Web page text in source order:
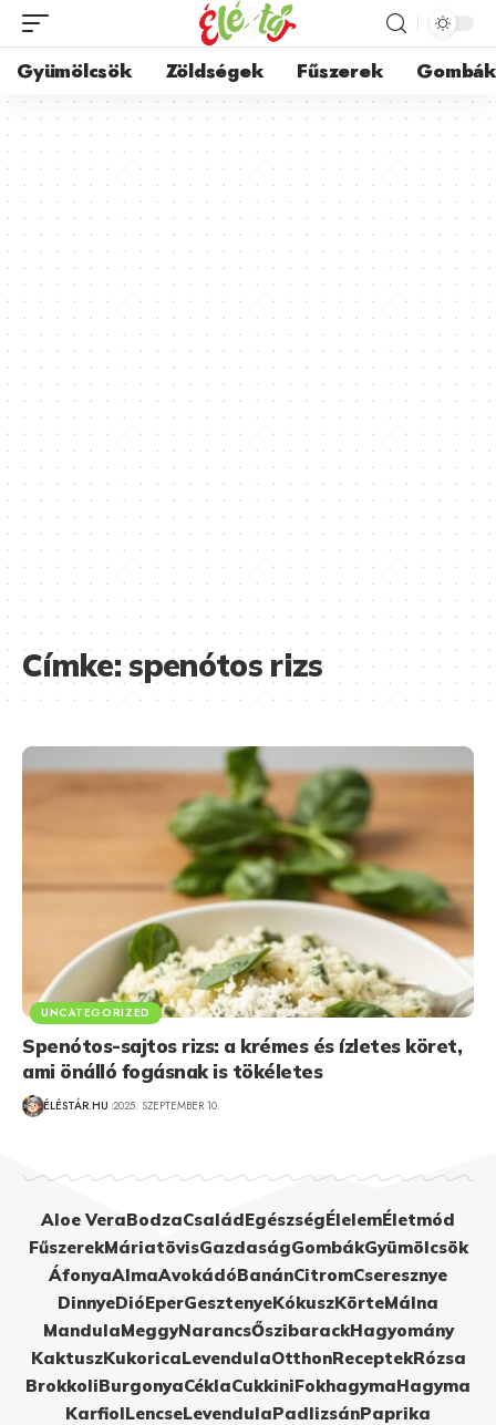
Gyümölcsök Zöldségek Fűszerek Gombák
Címke:spenótos rizs
UNCATEGORIZED
Spenótos-sajtos rizs: a krémes és ízletes köret,
ami önálló fogásnak is tökéletes
ÉLÉSTÁR.HU 2025. SZEPTEMBER 10.
Aloe VeraBodzaCsaládEgészségÉlelemÉletmód
FűszerekMáriatövisGazdaságGombákGyümölcsök
ÁfonyaAlmaAvokádóBanánCitromCseresznye
DinnyeDióEperGesztenyeKókuszKörteMálna
MandulaMeggyNarancsŐszibarackHagyomány
KaktuszKukoricaLevendulaOtthonReceptekRózsa
BrokkoliBurgonyaCéklaCukkiniFokhagymaHagyma
KarfiolLencseLevendulaPadlizsánPaprika